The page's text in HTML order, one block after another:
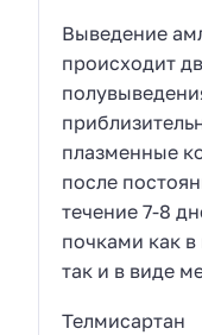
Выведение
происходит
плазменные
после
течение 7-8
почками как
так и в виде
Телмисартан